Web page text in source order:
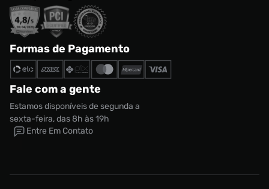
Formas de Pagamento
Fale com a gente
Estamos disponíveis de segunda a
sexta-feira, das 8h às 19h
Entre Em Contato